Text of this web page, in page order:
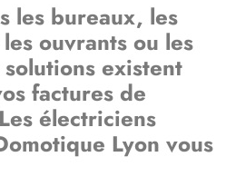
les bureaux, les
ouvrants ou les
existent
factures de
électriciens
Lyon vous